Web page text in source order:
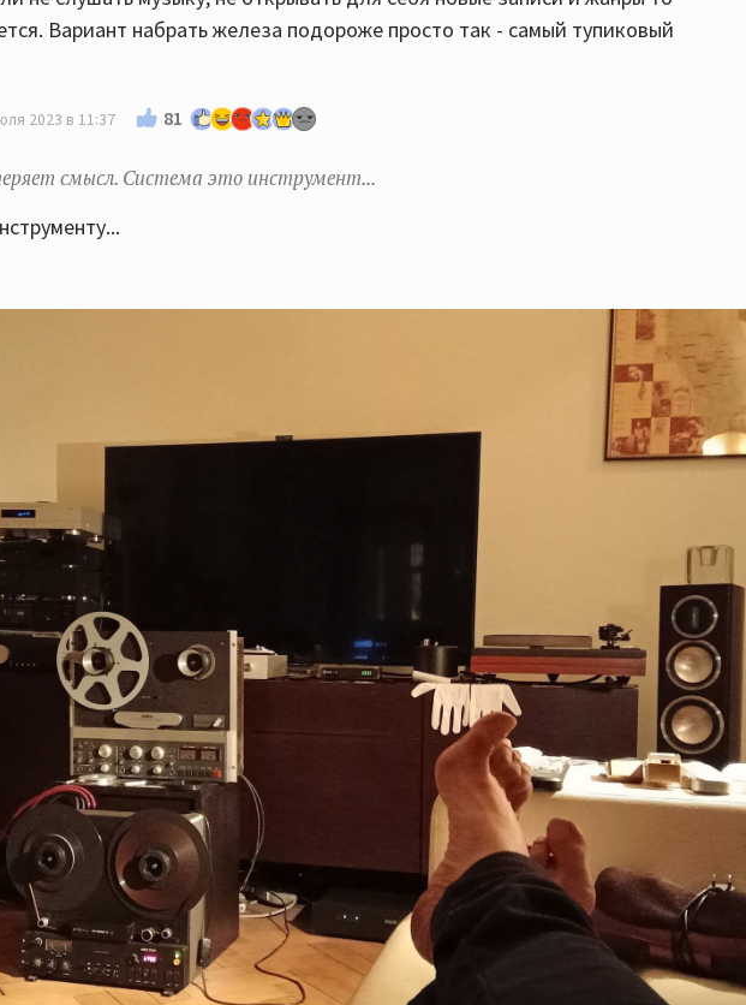
Вариант набрать железа подороже просто так - самый тупиковый
2023 в 11:37 81
смысл. Система это инструмент...